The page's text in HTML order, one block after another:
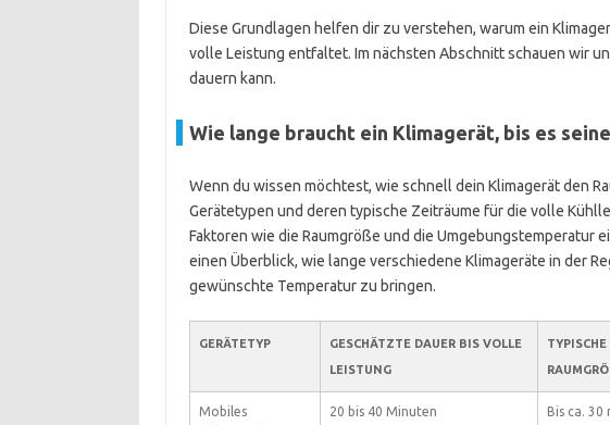
Diese Grundlagen helfen dir zu verstehen, warum ein
volle Leistung entfaltet. Im nächsten Abschnitt schauen wir
dauern kann.
Wie lange braucht ein Klimagerät, bis es
Wenn du wissen möchtest, wie schnell dein Klimagerät den
Gerätetypen und deren typische Zeiträume für die volle
Faktoren wie die Raumgröße und die Umgebungstemperatur
einen Überblick, wie lange verschiedene Klimageräte in der
gewünschte Temperatur zu bringen.
GERÄTETYP
GESCHÄTZTE DAUER BIS VOLLE
LEISTUNG
TYPISCHE
Mobiles
20 bis 40 Minuten Bis ca. 30